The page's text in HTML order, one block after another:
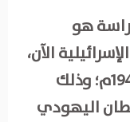
هو
الآن،
والتي أعلنت في 14 مايو عام 1948م؛ وذلك
اليهودي